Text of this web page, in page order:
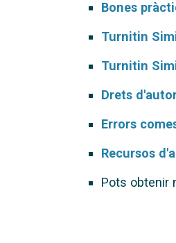
Bones
Turnitin
Turnitin
Drets
Errors
Recursos
Pots obtenir